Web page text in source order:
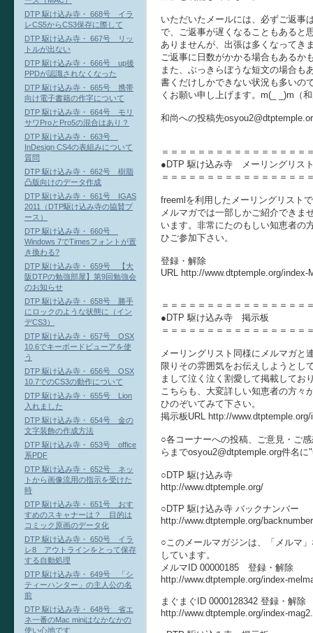
いただいたメールには、必ずご返事
で、ご返事が遅くなることもあると
ありませんが、出張は多くなってき
ご返事に日数がかかる場合もあるか
また、ぶっきらぼうな短文の場合も
書くだけしかできない状況も多いの
くお願い申し上げます。m(_ _)m（
和尚への投稿先
＝＝＝＝＝＝＝＝＝＝＝＝＝＝＝＝
●DTP 駆け込み寺 メーリングリス
＝＝＝＝＝＝＝＝＝＝＝＝＝＝＝＝
freemlを利用したメーリングリスト
メルマガでは一部しかご紹介できま
います。非常にたのもしい知恵者の
ひご参加下さい。
登録・解除
URL http://www.dtptemple.org/index-
＝＝＝＝＝＝＝＝＝＝＝＝＝＝＝＝
●DTP 駆け込み寺 掲示板
＝＝＝＝＝＝＝＝＝＝＝＝＝＝＝＝
メーリングリスト同様にメルマガと
限りその雰囲気をお伝えしようとし
まして泣く泣く割愛して掲載してお
こちらも、大変詳しい知恵者の方々
ひのぞいてみて下さい。
掲示板URL http://
○各コーナーへの投稿、ご意見・ご
らまでosyou2@dtptemple.org件名
○DTP 駆け込み寺
http://www.dtptemple.org/
○DTP 駆け込み寺 バックナンバー
http://www.dtptemple.org/
○このメールマガジンは、「メルマ
しています。
メルマID 00000185 登録・解除
http://www.dtptemple.org/index-
まぐまぐID 0000128342 登録・解除
http://www.dtptemple.org/index-
DTP 駆け込み寺・ 668号 イラ
レCS5からCS3保存に際して
DTP 駆け込み寺・ 667号 リッ
トルが出ない
DTP 駆け込み寺・ 666号 up後
PPDが認識されなくなった
DTP 駆け込み寺・ 665号 携帯
向け電子書籍の作字について
DTP 駆け込み寺・ 664号 モリ
サワProとPro5の混合はあり？
DTP 駆け込み寺・ 663号
InDesign CS4の表組みについて
質問
DTP 駆け込み寺・ 662号 樹脂
凸版向けのデータ作成
DTP 駆け込み寺・ 661号 IGAS
2011（DTP駆け込み寺の協賛ブ
ース）
DTP 駆け込み寺・ 660号
Windows 7でTimesフォントが置
き換わる?
DTP 駆け込み寺・ 659号 【大
阪DTPの勉強部屋】第9回勉強会
のお知らせ
DTP 駆け込み寺・ 658号 勝手
にロックのような状態に（イン
デCS3）
DTP 駆け込み寺・ 657号 OSX
10.6でキーボードビューアを使
う
DTP 駆け込み寺・ 656号 OSX
10.7でのCS3の動作について
DTP 駆け込み寺・ 655号 Lion
入れました
DTP 駆け込み寺・ 654号 金の
文字装飾の作成方法
DTP 駆け込み寺・ 653号 office
系PDF
DTP 駆け込み寺・ 652号 ネッ
トから画像流用の指示を受けた
時
DTP 駆け込み寺・ 651号 おす
すめのスキャナーは？ 目的は
コミック原画のデータ化
DTP 駆け込み寺・ 650号 イラ
レ8 アウトラインをとって保存
する自動処理
DTP 駆け込み寺・ 649号 「シ
ティーハンター」の主人公の名
前
DTP 駆け込み寺・ 648号 省エ
ネ一番のMac miniはなかなかの
使い心地です